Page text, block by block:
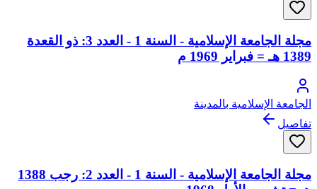
مجلة الجامعة الإسلامية - السنة 1 - العدد 3: ذو القعدة
1389 هـ = فبراير 1969 م
الجامعة الإسلامية بالمدينة
تفاصيل
مجلة الجامعة الإسلامية - السنة 1 - العدد 2: رجب 1388